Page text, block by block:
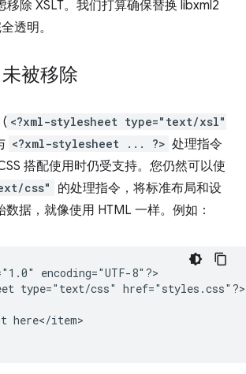
移除 XSLT。我们打算确保替换 libxml2
透明。
被移除
<?xml-stylesheet type="text/xsl"
<?xml-stylesheet ... ?> 处理指令
搭配使用时仍受支持。您仍然可以使
css"
的处理指令，将标准布局和设
据，就像使用 HTML 一样。例如：
encoding="UTF-8"?>
type="text/css" href="styles.css"?>
here</item>